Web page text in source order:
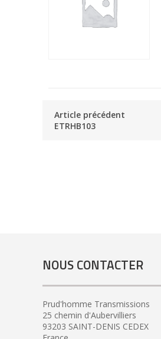
Article précédent
ETRHB103
NOUS CONTACTER
Prud'homme Transmissions
25 chemin d'Aubervilliers
93203 SAINT-DENIS CEDEX